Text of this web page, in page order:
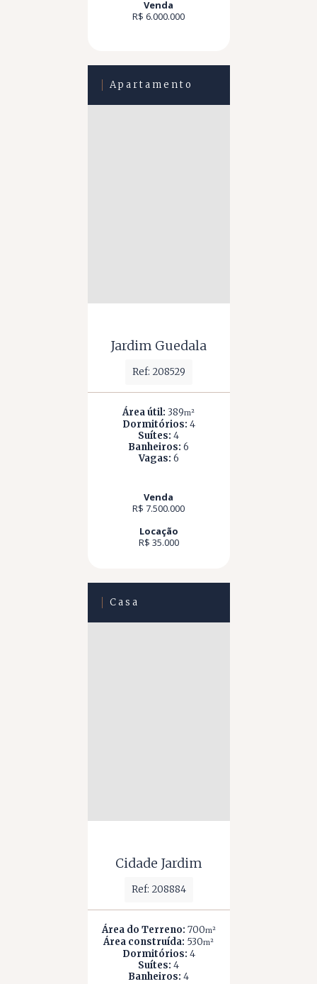
Venda
R$ 6.000.000
Apartamento
Jardim Guedala
Ref: 208529
Área útil: 389m²
Dormitórios: 4
Suítes: 4
Banheiros: 6
Vagas: 6
Venda
R$ 7.500.000
Locação
R$ 35.000
Casa
Cidade Jardim
Ref: 208884
Área do Terreno: 700m²
Área construída: 530m²
Dormitórios: 4
Suítes: 4
Banheiros: 4